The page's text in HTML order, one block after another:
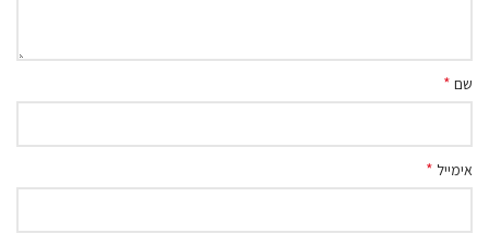
שם *
אימייל *